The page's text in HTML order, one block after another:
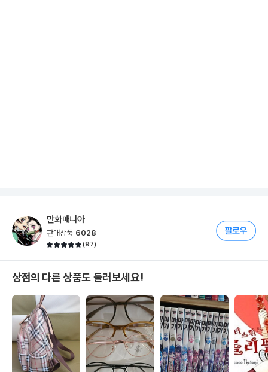
만화매니아
판매상품 6028
(97)
상점의 다른 상품도 둘러보세요!